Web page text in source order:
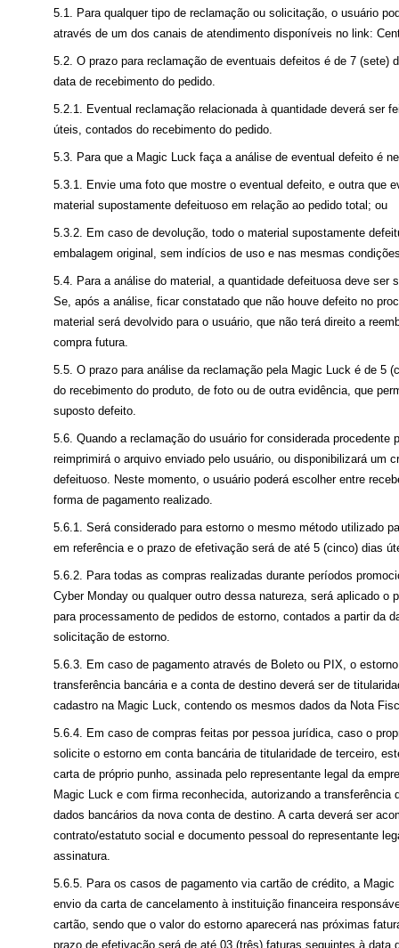
5.1. Para qualquer tipo de reclamação ou solicitação, o usuário
através de um dos canais de atendimento disponíveis no link:
5.2. O prazo para reclamação de eventuais defeitos é de 7 (sete)
data de recebimento do pedido.
5.2.1. Eventual reclamação relacionada à quantidade deverá ser
úteis, contados do recebimento do pedido.
5.3. Para que a Magic Luck faça a análise de eventual defeito é
5.3.1. Envie uma foto que mostre o eventual defeito, e outra que
material supostamente defeituoso em relação ao pedido total; ou
5.3.2. Em caso de devolução, todo o material supostamente
embalagem original, sem indícios de uso e nas mesmas
5.4. Para a análise do material, a quantidade defeituosa deve ser
Se, após a análise, ficar constatado que não houve defeito no
material será devolvido para o usuário, que não terá direito a
compra futura.
5.5. O prazo para análise da reclamação pela Magic Luck é de 5
do recebimento do produto, de foto ou de outra evidência, que
suposto defeito.
5.6. Quando a reclamação do usuário for considerada procedente
reimprimirá o arquivo enviado pelo usuário, ou disponibilizará um
defeituoso. Neste momento, o usuário poderá escolher entre
forma de pagamento realizado.
5.6.1. Será considerado para estorno o mesmo método utilizado
em referência e o prazo de efetivação será de até 5 (cinco) dias
5.6.2. Para todas as compras realizadas durante períodos
Cyber Monday ou qualquer outro dessa natureza, será aplicado o
para processamento de pedidos de estorno, contados a partir da
solicitação de estorno.
5.6.3. Em caso de pagamento através de Boleto ou PIX, o
transferência bancária e a conta de destino deverá ser de
cadastro na Magic Luck, contendo os mesmos dados da Nota
5.6.4. Em caso de compras feitas por pessoa jurídica, caso o
solicite o estorno em conta bancária de titularidade de terceiro,
carta de próprio punho, assinada pelo representante legal da
Magic Luck e com firma reconhecida, autorizando a transferência
dados bancários da nova conta de destino. A carta deverá ser
contrato/estatuto social e documento pessoal do representante
assinatura.
5.6.5. Para os casos de pagamento via cartão de crédito, a Magic
envio da carta de cancelamento à instituição financeira
cartão, sendo que o valor do estorno aparecerá nas próximas
prazo de efetivação será de até 03 (três) faturas seguintes à data